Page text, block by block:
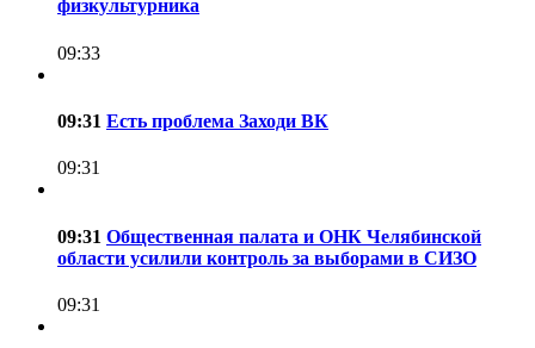
физкультурника
09:33
09:31 Есть проблема Заходи ВК
09:31
09:31 Общественная палата и ОНК Челябинской
области усилили контроль за выборами в СИЗО
09:31